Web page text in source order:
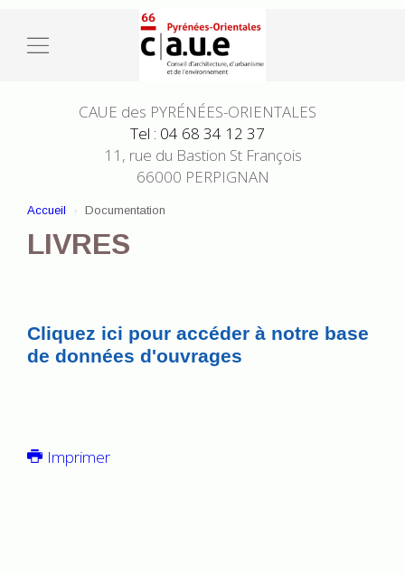
CAUE des PYRÉNÉES-ORIENTALES
Tel : 04 68 34 12 37
11, rue du Bastion St François
66000 PERPIGNAN
Accueil Documentation
LIVRES
Cliquez ici pour accéder à notre base
de données d'ouvrages
Imprimer